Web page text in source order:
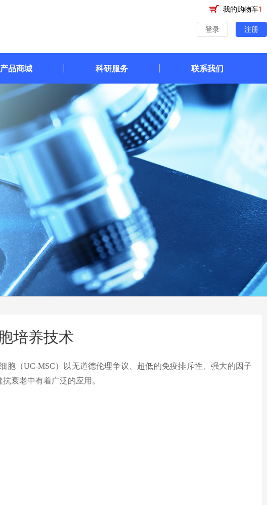
登录 注册
我的购物车1
产品商城 科研服务 联系我们
培养技术
胞（UC-MSC）以无道德伦理争议、超低的免疫排斥性、强大的因子
衰老中有着广泛的应用。